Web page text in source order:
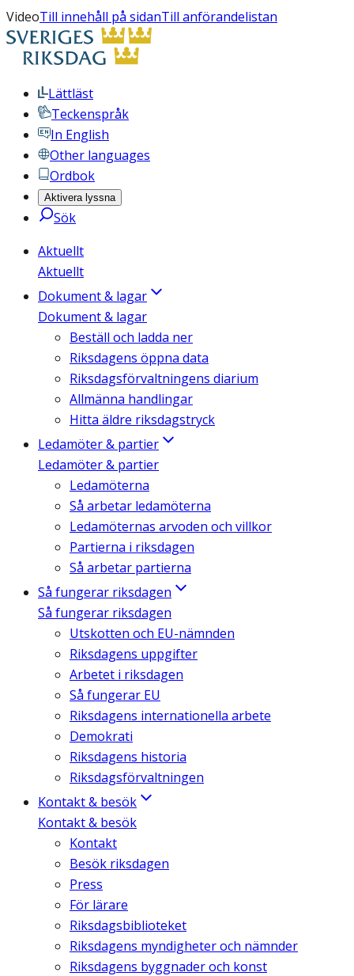
VideoTill innehåll på sidanTill anförandelistan
Lättläst
Teckenspråk
In English
Other languages
Ordbok
Aktivera lyssna
Sök
Aktuellt
Aktuellt
Dokument & lagar
Dokument & lagar
Beställ och ladda ner
Riksdagens öppna data
Riksdagsförvaltningens diarium
Allmänna handlingar
Hitta äldre riksdagstryck
Ledamöter & partier
Ledamöter & partier
Ledamöterna
Så arbetar ledamöterna
Ledamöternas arvoden och villkor
Partierna i riksdagen
Så arbetar partierna
Så fungerar riksdagen
Så fungerar riksdagen
Utskotten och EU-nämnden
Riksdagens uppgifter
Arbetet i riksdagen
Så fungerar EU
Riksdagens internationella arbete
Demokrati
Riksdagens historia
Riksdagsförvaltningen
Kontakt & besök
Kontakt & besök
Kontakt
Besök riksdagen
Press
För lärare
Riksdagsbiblioteket
Riksdagens myndigheter och nämnder
Riksdagens byggnader och konst